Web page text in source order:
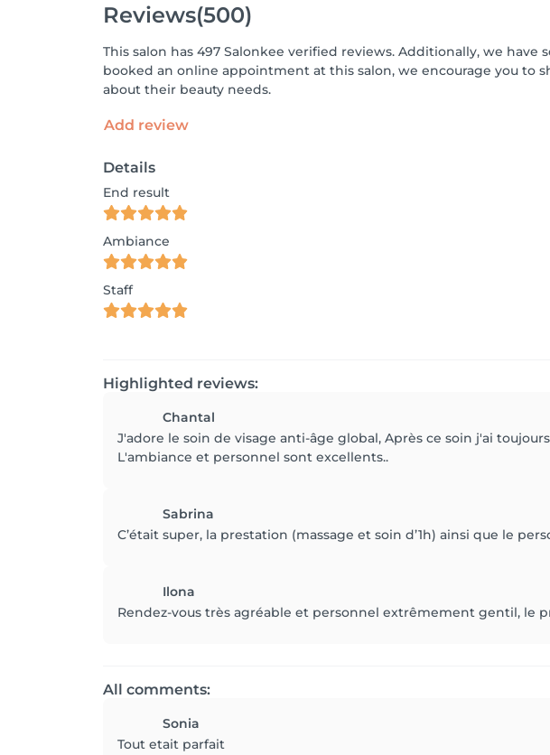
Reviews(500)
This salon has 497 Salonkee verified reviews. Additionally, we
booked an online appointment at this salon, we encourage you to
about their beauty needs.
Add review
Details
End result
Ambiance
Staff
Highlighted reviews:
Chantal
J'adore le soin de visage anti-âge global, Après ce soin j'ai
L'ambiance et personnel sont excellents..
Sabrina
C’était super, la prestation (massage et soin d’1h) ainsi que le
Ilona
Rendez-vous très agréable et personnel extrêmement gentil, le
All comments:
Sonia
Tout etait parfait